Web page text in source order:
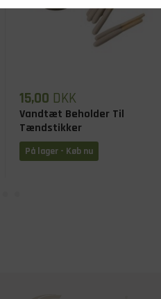
15,00 DKK
Vandtæt Beholder Til
Tændstikker
På lager - Køb nu